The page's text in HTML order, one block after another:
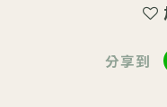
分享到